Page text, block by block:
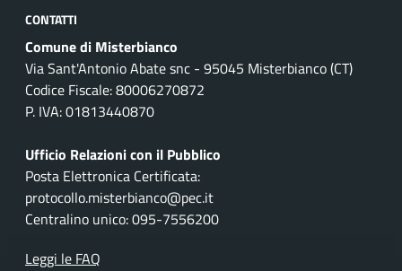
CONTATTI
Comune di Misterbianco
Via Sant'Antonio Abate snc - 95045 Misterbianco (CT)
Codice Fiscale: 80006270872
P. IVA: 01813440870
Ufficio Relazioni con il Pubblico
Posta Elettronica Certificata:
protocollo.misterbianco@pec.it
Centralino unico: 095-7556200
Leggi le FAQ